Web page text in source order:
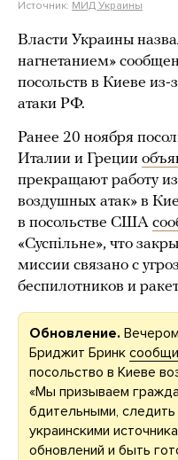
Источник: МИД Украины
Власти Украины
нагнетанием»
посольств в Киеве
атаки РФ.
Ранее 20 ноября
Италии и Греции
прекращают работу
воздушных атак» в
в посольстве США
«Суспільне», что
миссии связано с
беспилотников и
Обновление.
Бриджит Бринк
посольство в Киеве
«Мы призываем
бдительными,
украинскими
обновлений и быть